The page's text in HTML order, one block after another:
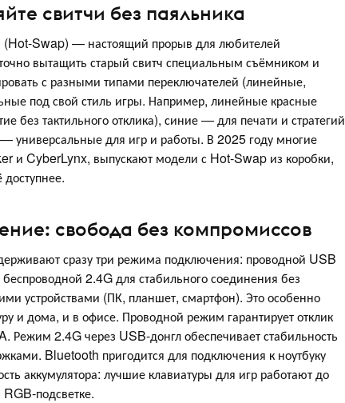
свитчи без паяльника
(Hot-Swap) — настоящий прорыв для любителей
вытащить старый свитч специальным съёмником и
с разными типами переключателей (линейные,
под свой стиль игры. Например, линейные красные
без тактильного отклика), синие — для печати и стратегий
универсальные для игр и работы. В 2025 году многие
и CyberLynx, выпускают модели с Hot-Swap из коробки,
свобода без компромиссов
сразу три режима подключения: проводной USB
2.4G для стабильного соединения без
устройствами (ПК, планшет, смартфон). Это особенно
и дома, и в офисе. Проводной режим гарантирует отклик
2.4G через USB-донгл обеспечивает стабильность
Bluetooth пригодится для подключения к ноутбуку
аккумулятора: лучшие клавиатуры для игр работают до
подсветке.